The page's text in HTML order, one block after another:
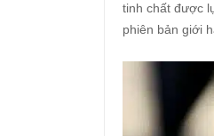
tinh chất được
phiên bản giới